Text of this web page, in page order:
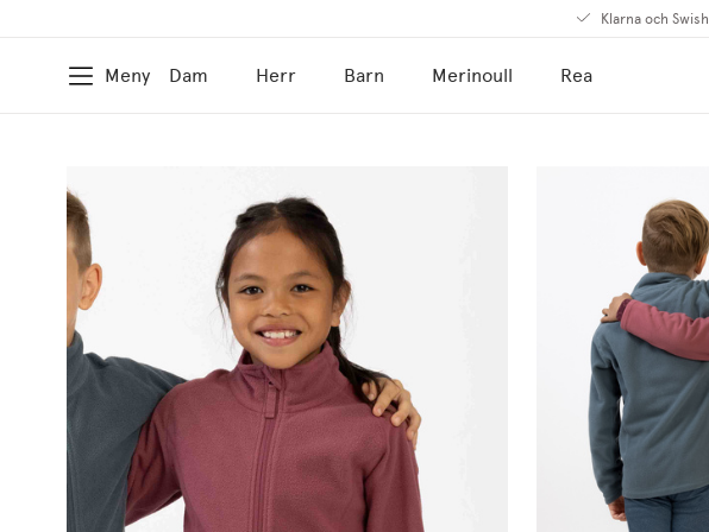
Klarna och Swish
Meny Dam Herr Barn Merinoull Rea